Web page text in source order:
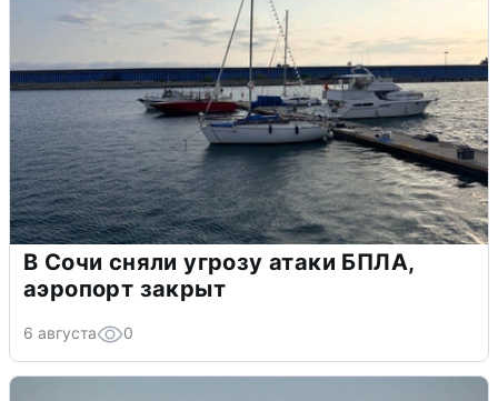
В Сочи сняли угрозу атаки БПЛА,
аэропорт закрыт
6 августа 0